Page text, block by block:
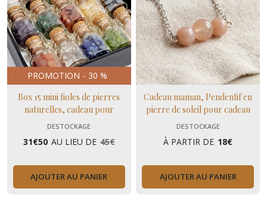
PROMOTION - 30 %
Box 15 mini fioles de pierres
naturelles, cadeau pour
collectionneurs lithothérapie
DESTOCKAGE
31€50 AU LIEU DE 45€
AJOUTER AU PANIER
Cadeau maman, Pendentif en
pierre de soleil pour cadeau
amitié ou maman en pierres
DESTOCKAGE
À PARTIR DE 18€
AJOUTER AU PANIER